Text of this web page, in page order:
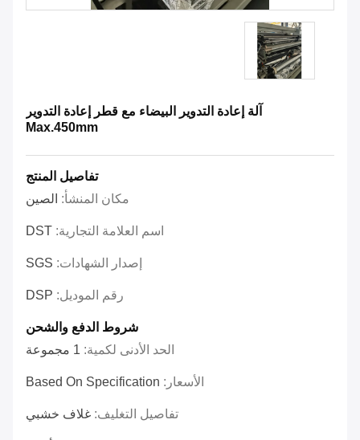
آلة إعادة التدوير البيضاء مع قطر إعادة التدوير
Max.450mm
تفاصيل المنتج
مكان المنشأ: الصين
اسم العلامة التجارية: DST
إصدار الشهادات: SGS
رقم الموديل: DSP
شروط الدفع والشحن
الحد الأدنى لكمية: 1 مجموعة
الأسعار: Based On Specification
تفاصيل التغليف: غلاف خشبي